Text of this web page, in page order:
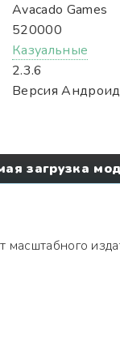
Avacado Games
520000
Казуальные
2.3.6
Версия
загрузка
масштабного